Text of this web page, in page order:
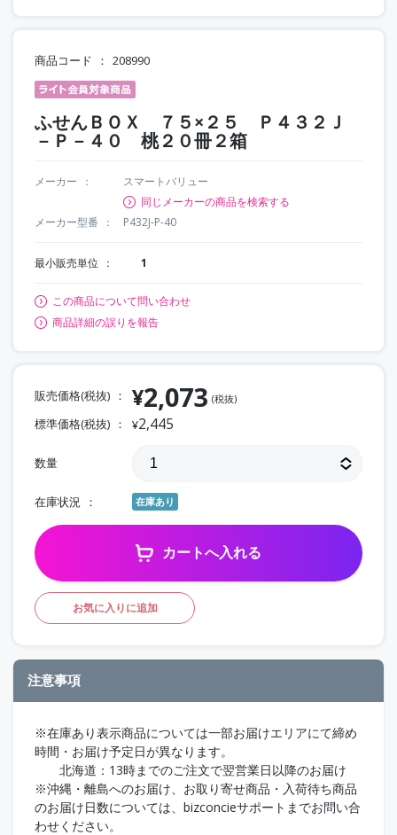
商品コード 208990
ふせんＢＯＸ ７５×２５ Ｐ４３２Ｊ
－Ｐ－４０ 桃２０冊２箱
メーカー
スマートバリュー
同じメーカーの商品を検索する
メーカー型番
P432J-P-40
最小販売単位 1
この商品について問い合わせ
商品詳細の誤りを報告
販売価格(税抜) ¥2,073 (税抜)
標準価格(税抜) ¥2,445
数量
在庫状況 在庫あり
カートへ入れる
お気に入りに追加
注意事項
※在庫あり表示商品については一部お届けエリアにて締め
時間・お届け予定日が異なります。
北海道：13時までのご注文で翌営業日以降のお届け
※沖縄・離島へのお届け、お取り寄せ商品・入荷待ち商品
のお届け日数については、bizconcieサポートまでお問い合
わせください。